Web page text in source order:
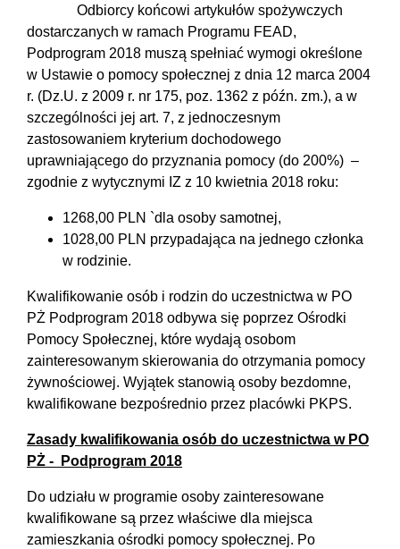
Odbiorcy końcowi artykułów spożywczych
dostarczanych w ramach Programu FEAD,
Podprogram 2018 muszą spełniać wymogi określone
w Ustawie o pomocy społecznej z dnia 12 marca 2004
r. (Dz.U. z 2009 r. nr 175, poz. 1362 z późn. zm.), a w
szczególności jej art. 7, z jednoczesnym
zastosowaniem kryterium dochodowego
uprawniającego do przyznania pomocy (do 200%) –
zgodnie z wytycznymi IZ z 10 kwietnia 2018 roku:
1268,00 PLN `dla osoby samotnej,
1028,00 PLN przypadająca na jednego członka
w rodzinie.
Kwalifikowanie osób i rodzin do uczestnictwa w PO
PŻ Podprogram 2018 odbywa się poprzez Ośrodki
Pomocy Społecznej, które wydają osobom
zainteresowanym skierowania do otrzymania pomocy
żywnościowej. Wyjątek stanowią osoby bezdomne,
kwalifikowane bezpośrednio przez placówki PKPS.
Zasady kwalifikowania osób do uczestnictwa w PO
PŻ - Podprogram 2018
Do udziału w programie osoby zainteresowane
kwalifikowane są przez właściwe dla miejsca
zamieszkania ośrodki pomocy społecznej. Po